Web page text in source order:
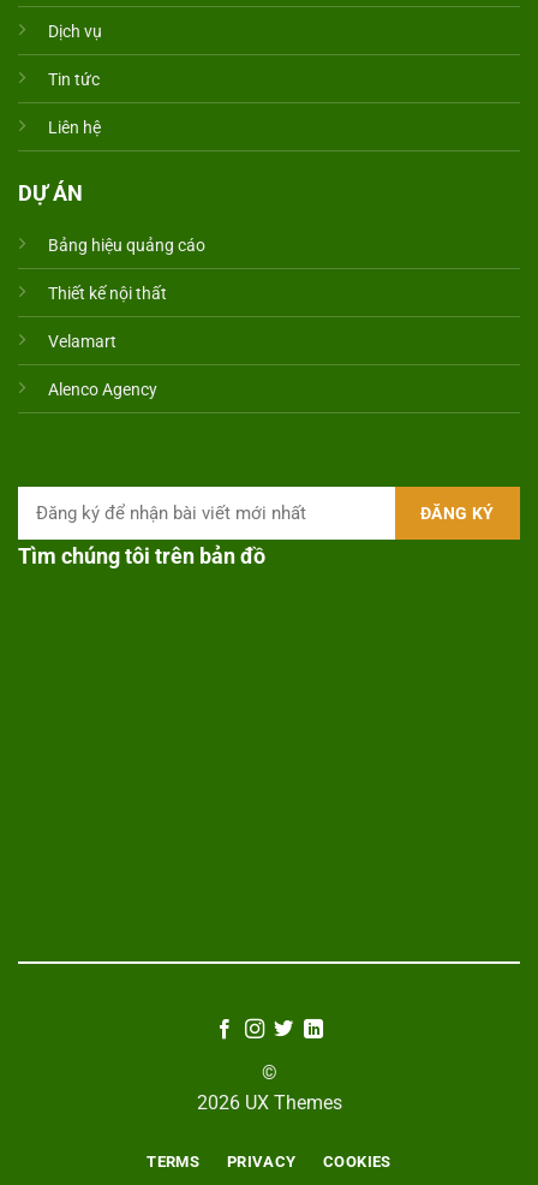
Dịch vụ
Tin tức
Liên hệ
DỰ ÁN
Bảng hiệu quảng cáo
Thiết kế nội thất
Velamart
Alenco Agency
Tìm chúng tôi trên bản đồ
©
2026 UX Themes
TERMS PRIVACY COOKIES